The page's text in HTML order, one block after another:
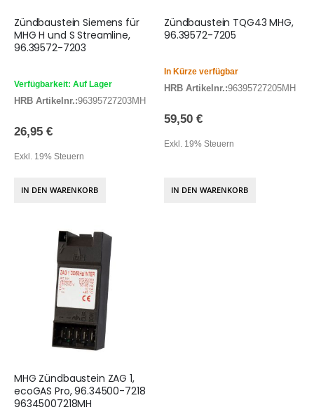
Zündbaustein Siemens für
MHG H und S Streamline,
96.39572-7203
Verfügbarkeit: Auf Lager
HRB Artikelnr.:96395727203MH
26,95 €
Exkl. 19% Steuern
IN DEN WARENKORB
Zündbaustein TQG43 MHG,
96.39572-7205
In Kürze verfügbar
HRB Artikelnr.:96395727205MH
59,50 €
Exkl. 19% Steuern
IN DEN WARENKORB
MHG Zündbaustein ZAG 1,
ecoGAS Pro, 96.34500-7218
96345007218MH